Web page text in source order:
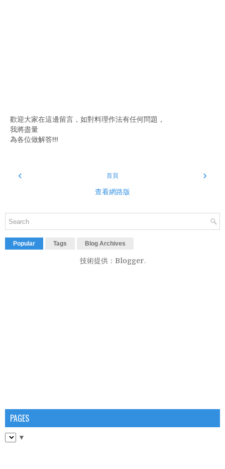
歡迎大家在這邊留言，如對料理作法有任何問題，
我將盡量
為各位做解答!!!
‹ ›
首頁
查看網路版
Popular Tags Blog Archives
技術提供： Blogger.
PAGES
▼